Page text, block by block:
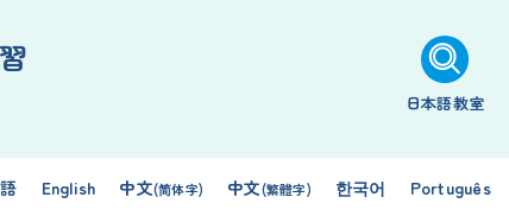
日本語教室
English 中文(简体字) 中文(繁體字) 한국어 Português